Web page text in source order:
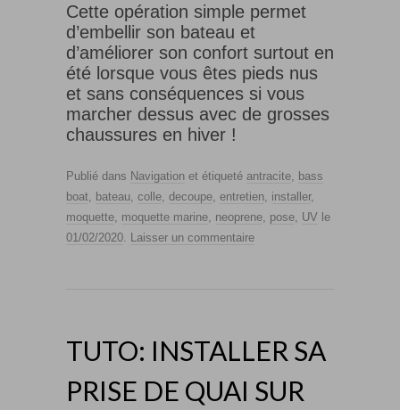
Cette opération simple permet
d’embellir son bateau et
d’améliorer son confort surtout en
été lorsque vous êtes pieds nus
et sans conséquences si vous
marcher dessus avec de grosses
chaussures en hiver !
Publié dans Navigation et étiqueté antracite
bass
boat
bateau colle decoupe entretien installer,
moquette moquette marine neoprene pose UV le
01/02/2020
Laisser un commentaire
TUTO: INSTALLER SA
PRISE DE QUAI SUR